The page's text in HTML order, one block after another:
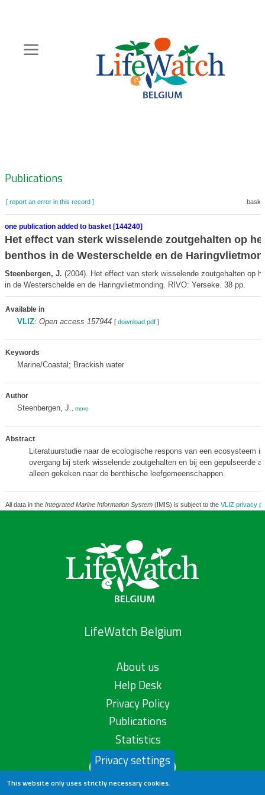
content
Zoeknavigatie
Publications
[ report an error in this record ]
one publication added to basket [144240]
Het effect van sterk wisselende zoutgehalten op
benthos in de Westerschelde en de
Steenbergen, J. (2004). Het effect van sterk wisselende zoutgehalten op
in de Westerschelde en de Haringvlietmonding. RIVO: Yerseke. 38 pp.
Available in
VLIZ: Open access 157944 [ download pdf]
Keywords
Marine/Coastal; Brackish water
Author
Steenbergen, J. more
Abstract
Literatuurstudie naar de ecologische respons van een ecosysteem
overgang bij sterk wisselende zoutgehalten en bij een gepulseerde
alleen gekeken naar de benthische leefgemeenschappen.
All data in the Integrated Marine Information System(IMIS) is subject to the VLIZ privacy
LifeWatch Belgium
About us
Help Desk
Privacy Policy
Publications
Statistics
Contact us
Privacy settings
This website only uses strictly necessary cookies.